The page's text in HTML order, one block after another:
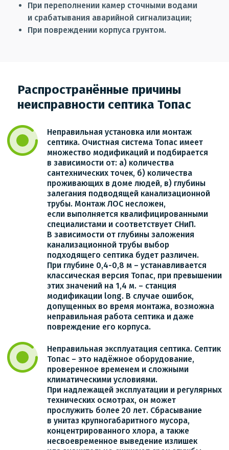
При переполнении камер сточными водами
и срабатывания аварийной сигнализации;
При повреждении корпуса грунтом.
Распространённые причины
неисправности септика Топас
Неправильная установка или монтаж
септика. Очистная система Топас имеет
множество модификаций и подбирается
в зависимости от: а) количества
сантехнических точек, б) количества
проживающих в доме людей, в) глубины
залегания подводящей канализационной
трубы. Монтаж ЛОС несложен,
если выполняется квалифицированными
специалистами и соответствует СНиП.
В зависимости от глубины заложения
канализационной трубы выбор
подходящего септика будет различен.
При глубине 0,4-0,8 м – устанавливается
классическая версия Топас, при превышении
этих значений на 1,4 м. – станция
модификации long. В случае ошибок,
допущенных во время монтажа, возможна
неправильная работа септика и даже
повреждение его корпуса.
Неправильная эксплуатация септика. Септик
Топас – это надёжное оборудование,
проверенное временем и сложными
климатическими условиями.
При надлежащей эксплуатации и регулярных
технических осмотрах, он может
прослужить более 20 лет. Сбрасывание
в унитаз крупногабаритного мусора,
концентрированного хлора, а также
несвоевременное выведение излишек